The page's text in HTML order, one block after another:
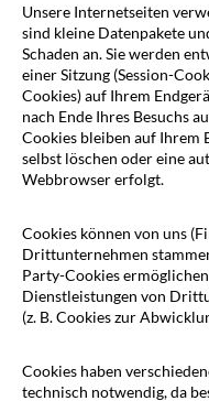
Unsere Internetseiten
sind kleine Datenpakete
Schaden an. Sie werden
einer Sitzung (Session-
Cookies) auf Ihrem
nach Ende Ihres Besuchs
Cookies bleiben auf Ihrem
selbst löschen oder eine
Webbrowser erfolgt.
Cookies können von uns
Drittunternehmen
Party-Cookies
Dienstleistungen von
(z. B. Cookies zur
Cookies haben
technisch notwendig, da